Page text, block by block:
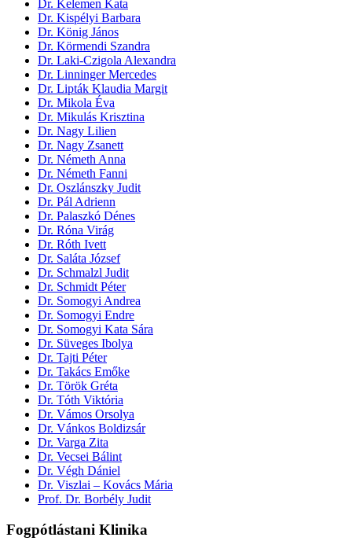
Dr. Kelemen Kata
Dr. Kispélyi Barbara
Dr. König János
Dr. Körmendi Szandra
Dr. Laki-Czigola Alexandra
Dr. Linninger Mercedes
Dr. Lipták Klaudia Margit
Dr. Mikola Éva
Dr. Mikulás Krisztina
Dr. Nagy Lilien
Dr. Nagy Zsanett
Dr. Németh Anna
Dr. Németh Fanni
Dr. Oszlánszky Judit
Dr. Pál Adrienn
Dr. Palaszkó Dénes
Dr. Róna Virág
Dr. Róth Ivett
Dr. Saláta József
Dr. Schmalzl Judit
Dr. Schmidt Péter
Dr. Somogyi Andrea
Dr. Somogyi Endre
Dr. Somogyi Kata Sára
Dr. Süveges Ibolya
Dr. Tajti Péter
Dr. Takács Emőke
Dr. Török Gréta
Dr. Tóth Viktória
Dr. Vámos Orsolya
Dr. Vánkos Boldizsár
Dr. Varga Zita
Dr. Vecsei Bálint
Dr. Végh Dániel
Dr. Viszlai – Kovács Mária
Prof. Dr. Borbély Judit
Fogpótlástani Klinika